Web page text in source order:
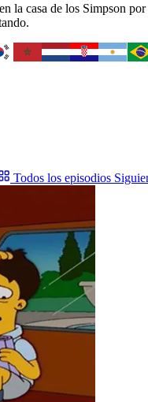
la casa de los Simpson
Todos los episodios